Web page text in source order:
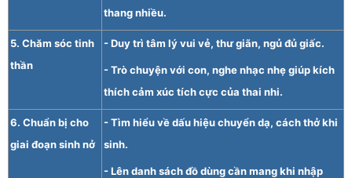
thang nhiều.
5. Chăm sóc tinh
thần
- Duy trì tâm lý vui vẻ, thư giãn, ngủ đủ giấc.
- Trò chuyện với con, nghe nhạc nhẹ giúp kích
thích cảm xúc tích cực của thai nhi.
6. Chuẩn bị cho
giai đoạn sinh nở
- Tìm hiểu về dấu hiệu chuyển dạ, cách thở khi
sinh.
- Lên danh sách đồ dùng cần mang khi nhập